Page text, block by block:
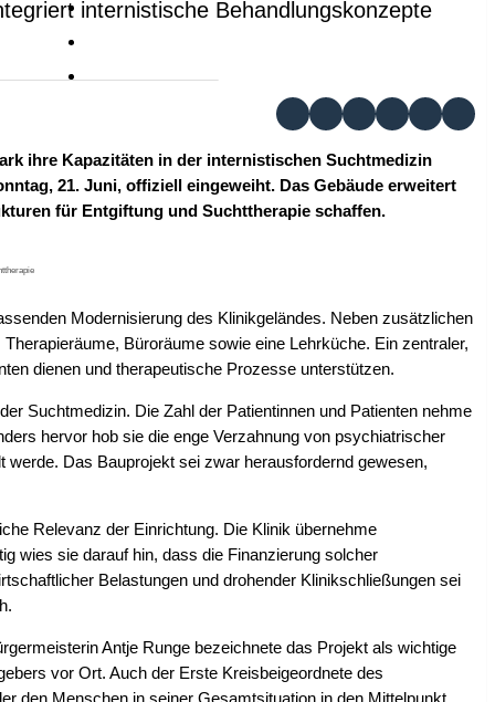
internistische Behandlungskonzepte
ihre Kapazitäten in der internistischen Suchtmedizin
21. Juni, offiziell eingeweiht. Das Gebäude erweitert
für Entgiftung und Suchttherapie schaffen.
Modernisierung des Klinikgeländes. Neben zusätzlichen
Büroräume sowie eine Lehrküche. Ein zentraler,
dienen und therapeutische Prozesse unterstützen.
Suchtmedizin. Die Zahl der Patientinnen und Patienten nehme
hervor hob sie die enge Verzahnung von psychiatrischer
Das Bauprojekt sei zwar herausfordernd gewesen,
Relevanz der Einrichtung. Die Klinik übernehme
wies sie darauf hin, dass die Finanzierung solcher
Belastungen und drohender Klinikschließungen sei
Antje Runge bezeichnete das Projekt als wichtige
vor Ort. Auch der Erste Kreisbeigeordnete des
den Menschen in seiner Gesamtsituation in den Mittelpunkt